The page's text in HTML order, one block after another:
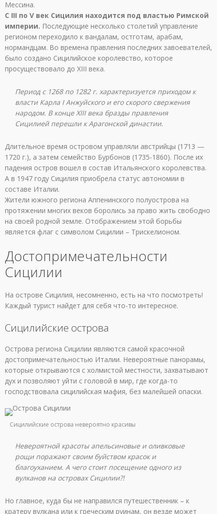
Мессина.
С III по V век Сицилия находится под властью Римской
империи. Последующие несколько столетий управление
регионом переходило к вандалам, остготам, арабам,
нормандцам. Во времена правления последних завоевателей,
было создано Сицилийское королевство, которое
просуществовало до XIII века.
Период с 1268 по 1282 г. характеризуется приходом к
власти Карла I Анжуйского и его скорого свержения
народом. В конце XIII века бразды правления
Сицилией перешли к Арагонской династии.
Длительное время островом управляли австрийцы (1713 —
1720 г.), а затем семейство Бурбонов (1735-1860). После их
падения остров вошел в состав Итальянского королевства.
А в 1947 году Сицилия приобрела статус автономии в
составе Италии.
Жители южного региона Аппенинского полуострова на
протяжении многих веков боролись за право жить свободно
на своей родной земле. Отображением этой борьбы
является флаг с символом Сицилии – Трискелионом.
Достопримечательности
Сицилии
На острове Сицилия, несомненно, есть на что посмотреть!
Каждый турист найдет для себя что-то интересное.
Сицилийские острова
Острова региона Сицилии являются самой красочной
достопримечательностью Италии. Невероятные панорамы,
которые открываются с холмистой местности, захватывают
дух и позволяют уйти с головой в мир, где когда-то
господствовала сицилийская мафия, без малейшей опаски.
Сицилийские острова невероятно красивы
Невероятной красоты апельсиновые и оливковые
рощи поражают своим буйством красок и
благоуханием. А чего стоит посещение одного из
вулканов на островах Сицилии?!
Но главное, куда бы не направился путешественник – к
кратеру вулкана или к греческим руинам, он везде может